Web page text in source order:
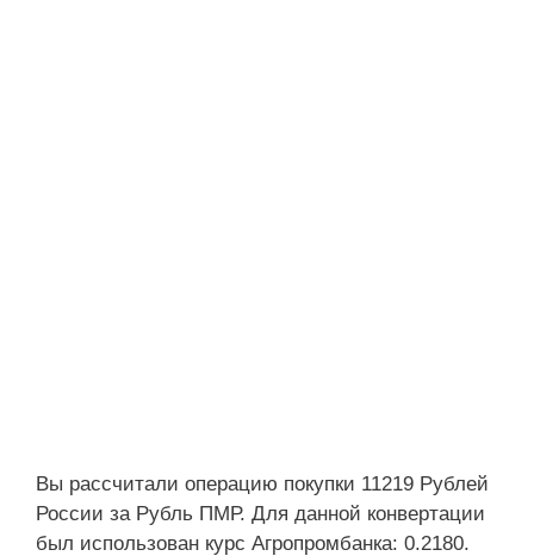
Вы рассчитали операцию покупки 11219 Рублей
России за Рубль ПМР. Для данной конвертации
был использован курс Агропромбанка: 0.2180.